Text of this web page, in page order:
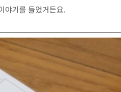
야기를 들었거든요.